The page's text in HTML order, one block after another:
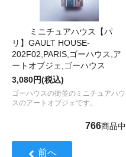
ミニチュアハウス【パ
リ】GAULT HOUSE-
202F02,PARIS,ゴーハウス,ア
ートオブジェ,ゴーハウス
3,080円(税込)
ゴーハウスの街並のミニチュアハウ
スのアートオブジェです。
766商品中
前へ